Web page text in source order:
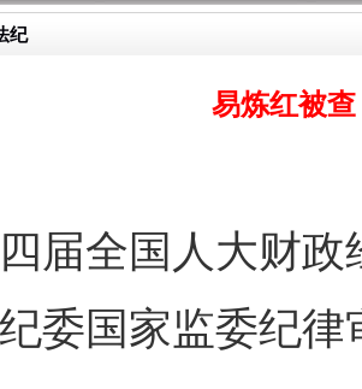
纪
易炼红被
全国人大财政
委国家监委纪